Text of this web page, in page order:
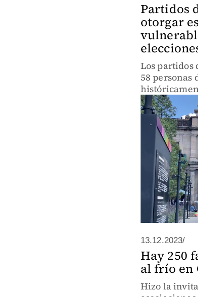
Partidos
otorgar
Los partidos
58 personas
13.12.2023/
Hay 250
al frío en
Hizo la